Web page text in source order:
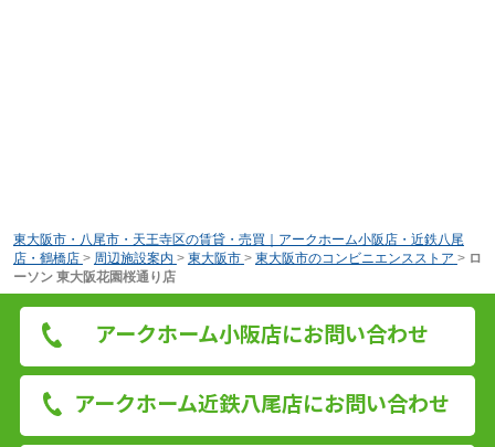
東大阪市・八尾市・天王寺区の賃貸・売買｜アークホーム小阪店・近鉄八尾
店・鶴橋店 > 周辺施設案内 > 東大阪市 > 東大阪市のコンビニエンスストア > ロ
ーソン 東大阪花園桜通り店
アークホーム小阪店にお問い合わせ
アークホーム近鉄八尾店にお問い合わせ